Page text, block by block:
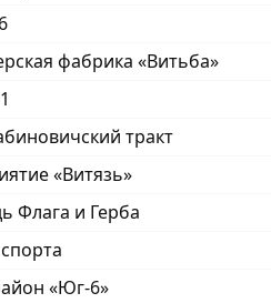
фабрика «Витьба»
тракт
«Витязь»
Флага и Герба
«Юг-6»